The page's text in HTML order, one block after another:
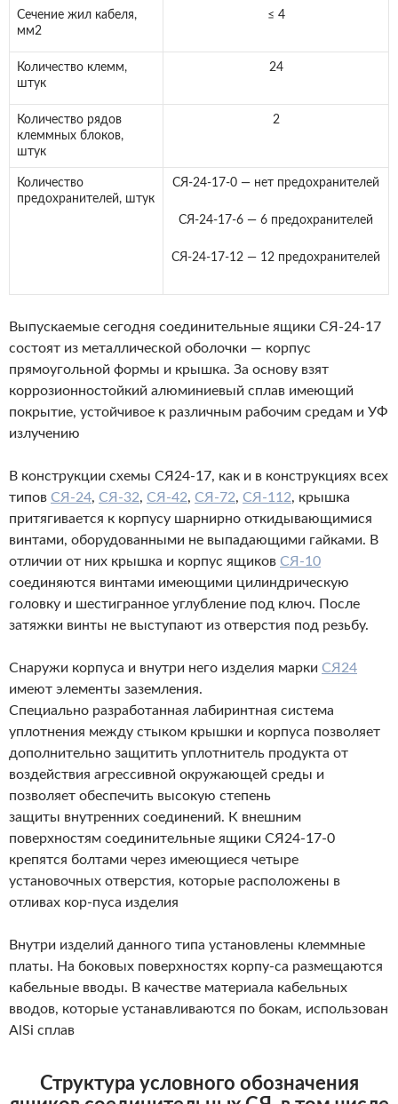
Сечение жил кабеля,
мм2
≤ 4
Количество клемм,
штук
24
Количество рядов
клеммных блоков,
штук
2
Количество
предохранителей, штук
СЯ-24-17-0 — нет предохранителей
СЯ-24-17-6 — 6 предохранителей
СЯ-24-17-12 — 12 предохранителей
Выпускаемые сегодня соединительные ящики СЯ-24-17
состоят из металлической оболочки — корпус
прямоугольной формы и крышка. За основу взят
коррозионностойкий алюминиевый сплав имеющий
покрытие, устойчивое к различным рабочим средам и УФ
излучению
В конструкции схемы СЯ24-17, как и в конструкциях всех
типов СЯ-24, СЯ-32, СЯ-42, СЯ-72, СЯ-112, крышка
притягивается к корпусу шарнирно откидывающимися
винтами, оборудованными не выпадающими гайками. В
отличии от них крышка и корпус ящиков СЯ-10
соединяются винтами имеющими цилиндрическую
головку и шестигранное углубление под ключ. После
затяжки винты не выступают из отверстия под резьбу.
Снаружи корпуса и внутри него изделия марки СЯ24
имеют элементы заземления.
Специально разработанная лабиринтная система
уплотнения между стыком крышки и корпуса позволяет
дополнительно защитить уплотнитель продукта от
воздействия агрессивной окружающей среды и
позволяет обеспечить высокую степень
защиты внутренних соединений. К внешним
поверхностям соединительные ящики СЯ24-17-0
крепятся болтами через имеющиеся четыре
установочных отверстия, которые расположены в
отливах кор-пуса изделия
Внутри изделий данного типа установлены клеммные
платы. На боковых поверхностях корпу-са размещаются
кабельные вводы. В качестве материала кабельных
вводов, которые устанавливаются по бокам, использован
AlSi сплав
Структура условного обозначения